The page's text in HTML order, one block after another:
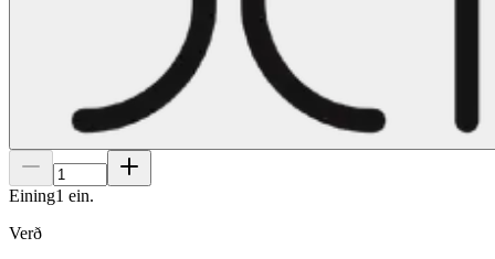
Eining1 ein.
Verð